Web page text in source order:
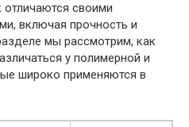
своими
включая прочность и
мы рассмотрим, как
у полимерной и
широко применяются в